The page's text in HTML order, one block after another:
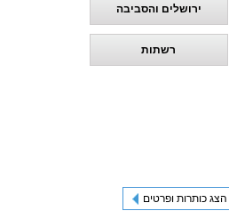
ירושלים והסביבה
רשתות
הצג כותרות ופרטים